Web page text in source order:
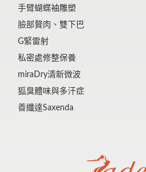
手臂蝴蝶袖雕塑
臉部贅肉、雙下巴
G緊雷射
私密處修整保養
miraDry清新微波
狐臭體味與多汗症
善纖達Saxenda